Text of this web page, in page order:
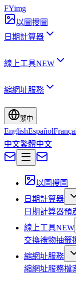
FYimg
以圖搜圖
日期計算器
線上工具NEW
縮網址服務
繁中
EnglishEspañol
中文繁體中文
以圖搜圖
日期計算器
日期計算器預
線上工具NEW
交換禮物抽籤
縮網址服務
縮網址服務檔